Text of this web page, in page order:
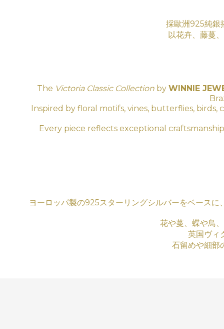
採歐洲925純銀
以花卉、藤蔓
The Victoria Classic Collection by WINNIE
Inspired by floral motifs, vines, butterflies,
Every piece reflects exceptional
ヨーロッパ製の925スターリングシルバーをベース
花や蔓、蝶や鳥
英国ヴィ
石留めや細部